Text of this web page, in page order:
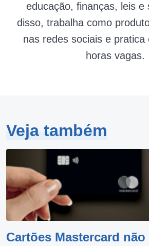
educação, finanças, leis e
disso, trabalha como
nas redes sociais e pratica
horas vagas.
Veja também
Cartões Mastercard